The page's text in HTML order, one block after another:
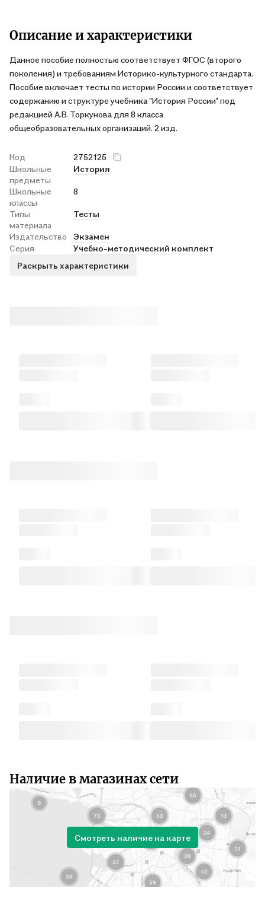
Описание и характеристики
Данное пособие полностью соответствует ФГОС (второго
поколения) и требованиям Историко-культурного стандарта.
Пособие включает тесты по истории России и соответствует
содержанию и структуре учебника "История России" под
редакцией А.В. Торкунова для 8 класса
общеобразовательных организаций. 2 изд.
Код
2752125
Школьные
предметы
История
Школьные
классы
8
Типы
материала
Тесты
Издательство
Экзамен
Серия
Учебно-методический комплект
Раскрыть характеристики
Наличие в магазинах сети
Смотреть наличие на карте